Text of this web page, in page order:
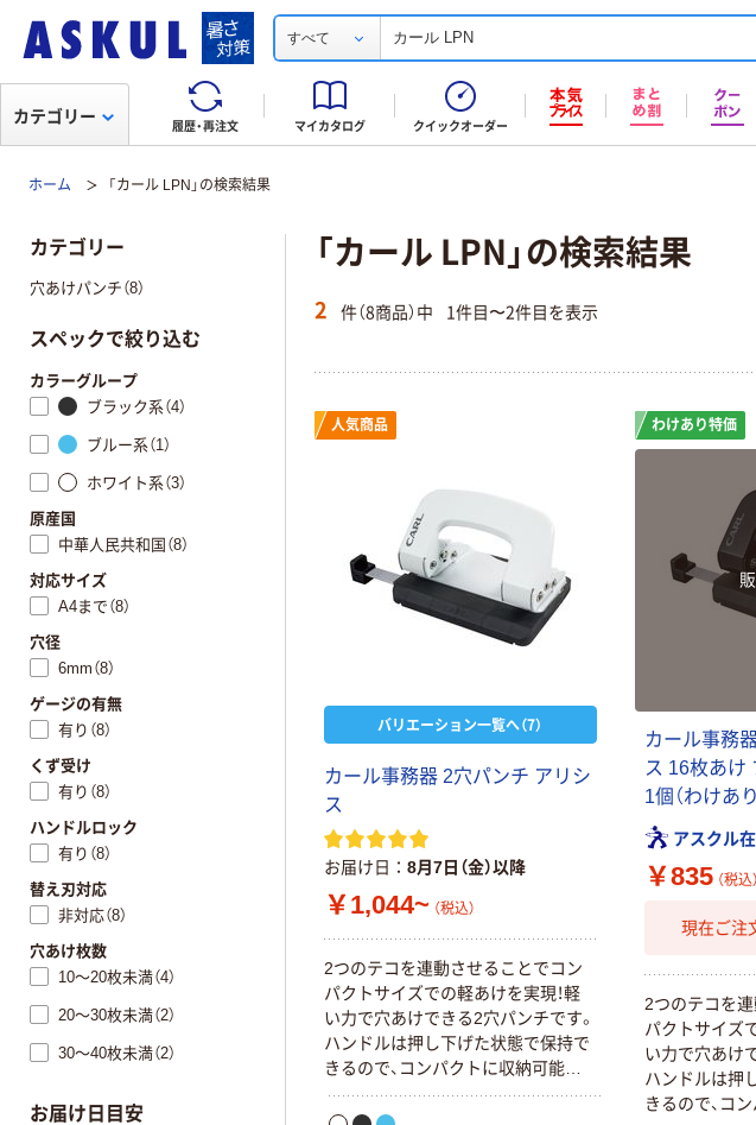
すべて
履歴・再注文 マイカタログ クイックオーダー
カテゴリー
ホーム 「カール LPN」の検索結果
「カール LPN」の検索結果
2 件（8商品）中 1件目〜2件目を表示
人気商品
バリエーション一覧へ（7）
カール事務器 2穴パンチ アリシ
ス
お届け日 8月7日（金）以降
￥1,044~ （税込）
2つのテコを連動させることでコン
パクトサイズでの軽あけを実現！軽
い力で穴あけできる2穴パンチです。
ハンドルは押し下げた状態で保持で
きるので、コンパクトに収納可能で
す。
わけあり特価
カール事務
ス 16枚あけ
1個（わけあり
アスクル
￥835 （税込）
現在ご注
2つのテコを
パクトサイズ
い力で穴あけ
ハンドルは押
きるので、コ
カテゴリー
穴あけパンチ（8）
スペックで絞り込む
カラーグループ
ブラック系（4）
ブルー系（1）
ホワイト系（3）
原産国
中華人民共和国（8）
対応サイズ
A4まで（8）
穴径
6mm（8）
ゲージの有無
有り（8）
くず受け
有り（8）
ハンドルロック
有り（8）
替え刃対応
非対応（8）
穴あけ枚数
10～20枚未満（4）
20～30枚未満（2）
30～40枚未満（2）
お届け日目安